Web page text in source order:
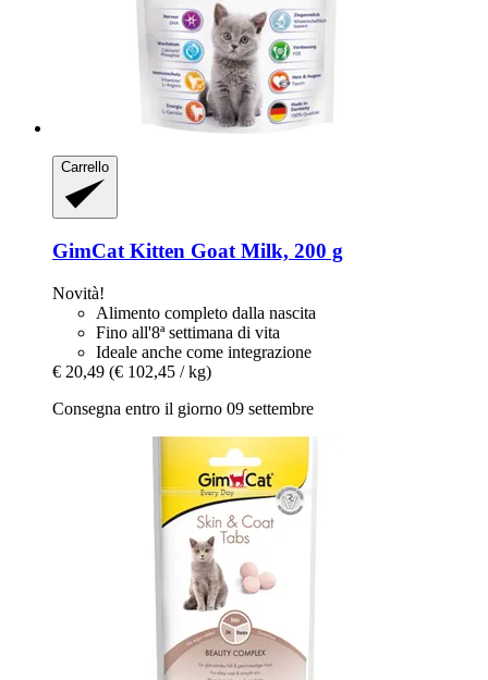
Carrello
GimCat Kitten Goat Milk, 200 g
Novità!
Alimento completo dalla nascita
Fino all'8ª settimana di vita
Ideale anche come integrazione
€ 20,49 (€ 102,45 / kg)
Consegna entro il giorno 09 settembre